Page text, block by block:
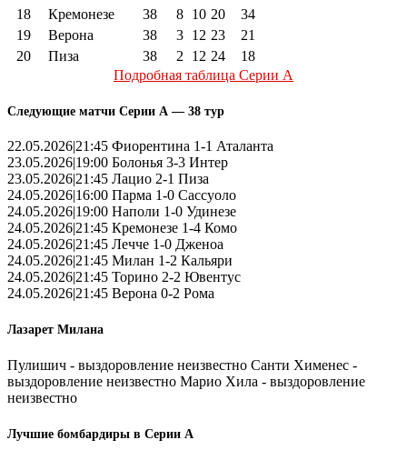
18
Кремонезе 38 8 10 20
34
19
Верона 38 3 12 23
21
20
Пиза 38 2 12 24
18
Подробная таблица Серии А
Следующие матчи Серии А — 38 тур
22.05.2026|21:45 Фиорентина 1-1 Аталанта
23.05.2026|19:00 Болонья 3-3 Интер
23.05.2026|21:45 Лацио 2-1 Пиза
24.05.2026|16:00 Парма 1-0 Сассуоло
24.05.2026|19:00 Наполи 1-0 Удинезе
24.05.2026|21:45 Кремонезе 1-4 Комо
24.05.2026|21:45 Лечче 1-0 Дженоа
24.05.2026|21:45 Милан 1-2 Кальяри
24.05.2026|21:45 Торино 2-2 Ювентус
24.05.2026|21:45 Верона 0-2 Рома
Лазарет Милана
Пулишич - выздоровление неизвестно Санти Хименес -
выздоровление неизвестно Марио Хила - выздоровление
неизвестно
Лучшие бомбардиры в Серии А